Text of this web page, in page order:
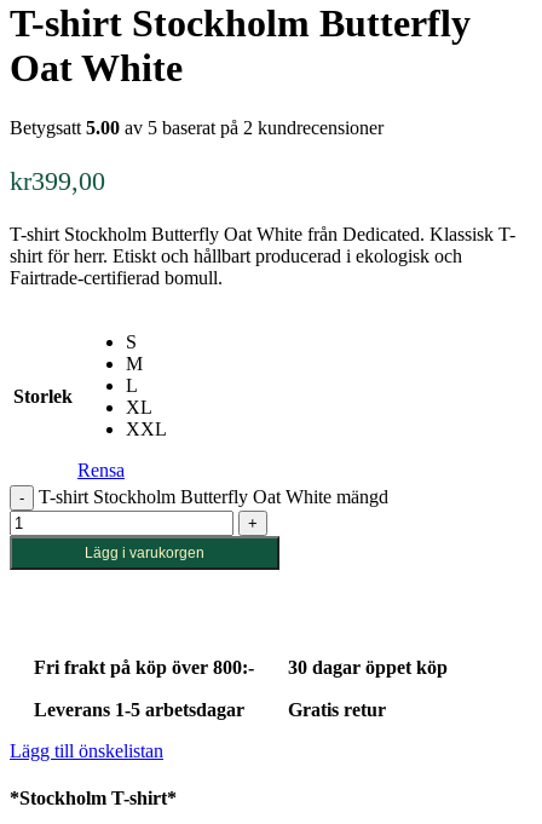
T-shirt Stockholm Butterfly
Oat White
Betygsatt 5.00 av 5 baserat på 2 kundrecensioner
kr399,00
T-shirt Stockholm Butterfly Oat White från Dedicated. Klassisk T-
shirt för herr. Etiskt och hållbart producerad i ekologisk och
Fairtrade-certifierad bomull.
Storlek
S
M
L
XL
XXL
Rensa
T-shirt Stockholm Butterfly Oat White mängd
Lägg i varukorgen
Fri frakt på köp över 800:- 30 dagar öppet köp
Leverans 1-5 arbetsdagar
Gratis retur
Lägg till önskelistan
*Stockholm T-shirt*